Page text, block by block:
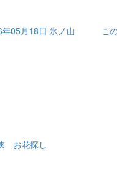
05月18日 氷ノ山 こ
お花探し